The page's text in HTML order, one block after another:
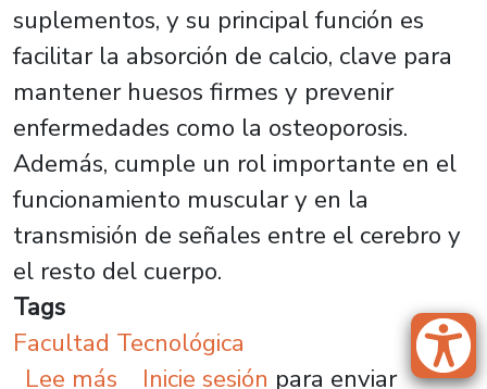
suplementos, y su principal función es
facilitar la absorción de calcio, clave para
mantener huesos firmes y prevenir
enfermedades como la osteoporosis.
Además, cumple un rol importante en el
funcionamiento muscular y en la
transmisión de señales entre el cerebro y
el resto del cuerpo.
Tags
Facultad Tecnológica
Lee más sobre Investigación Usach
Inicie sesión para enviar